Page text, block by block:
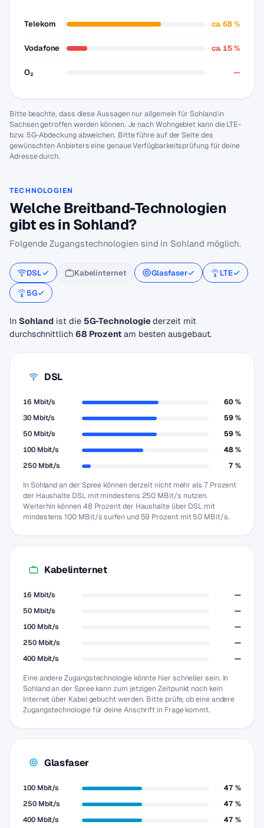
Telekom ca. 68 %
Vodafone ca. 15 %
O₂ —
Bitte beachte, dass diese Aussagen nur allgemein für Sohland in
Sachsen getroffen werden können. Je nach Wohngebiet kann die LTE-
bzw. 5G-Abdeckung abweichen. Bitte führe auf der Seite des
gewünschten Anbieters eine genaue Verfügbarkeitsprüfung für deine
Adresse durch.
TECHNOLOGIEN
Welche Breitband-Technologien
gibt es in Sohland?
Folgende Zugangstechnologien sind in Sohland möglich.
DSL Kabelinternet Glasfaser
LTE
5G
In Sohland ist die 5G-Technologiederzeit mit
durchschnittlich 68 Prozentam besten ausgebaut.
DSL
16 Mbit/s
60 %
30 Mbit/s
59 %
50 Mbit/s
59 %
100 Mbit/s
48 %
250 Mbit/s
7 %
In Sohland an der Spree können derzeit nicht mehr als 7 Prozent
der Haushalte DSL mit mindestens 250 MBit/s nutzen.
Weiterhin können 48 Prozent der Haushalte über DSL mit
mindestens 100 MBit/s surfen und 59 Prozent mit 50 MBit/s.
Kabelinternet
16 Mbit/s
—
50 Mbit/s
—
100 Mbit/s
—
250 Mbit/s
—
400 Mbit/s
—
Eine andere Zugangstechnologie könnte hier schneller sein. In
Sohland an der Spree kann zum jetzigen Zeitpunkt noch kein
Internet über Kabel gebucht werden. Bitte prüfe, ob eine andere
Zugangstechnologie für deine Anschrift in Frage kommt.
Glasfaser
100 Mbit/s
47 %
250 Mbit/s
47 %
400 Mbit/s
47 %